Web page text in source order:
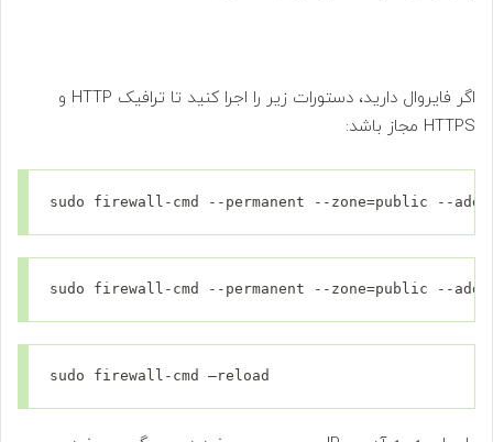
اگر فایروال دارید، دستورات زیر را اجرا کنید تا ترافیک HTTP و
HTTPS مجاز باشد:
sudo firewall-cmd --permanent --zone=public --
sudo firewall-cmd --permanent --zone=public --
sudo firewall-cmd –reload